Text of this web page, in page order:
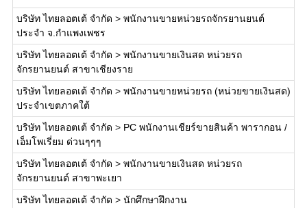
บริษัท ไทยลอตเต้ จำกัด > พนักงานขายหน่วยรถจักรยานยนต์
ประจำ จ.กำแพงเพชร
บริษัท ไทยลอตเต้ จำกัด > พนักงานขายเงินสด หน่วยรถ
จักรยานยนต์ สาขาเชียงราย
บริษัท ไทยลอตเต้ จำกัด > พนักงานขายหน่วยรถ (หน่วยขายเงินสด)
ประจำเขตภาคใต้
บริษัท ไทยลอตเต้ จำกัด > PC พนักงานเชียร์ขายสินค้า พารากอน /
เอ็มโพเรี่ยม ด่วนๆๆๆ
บริษัท ไทยลอตเต้ จำกัด > พนักงานขายเงินสด หน่วยรถ
จักรยานยนต์ สาขาพะเยา
บริษัท ไทยลอตเต้ จำกัด > นักศึกษาฝึกงาน